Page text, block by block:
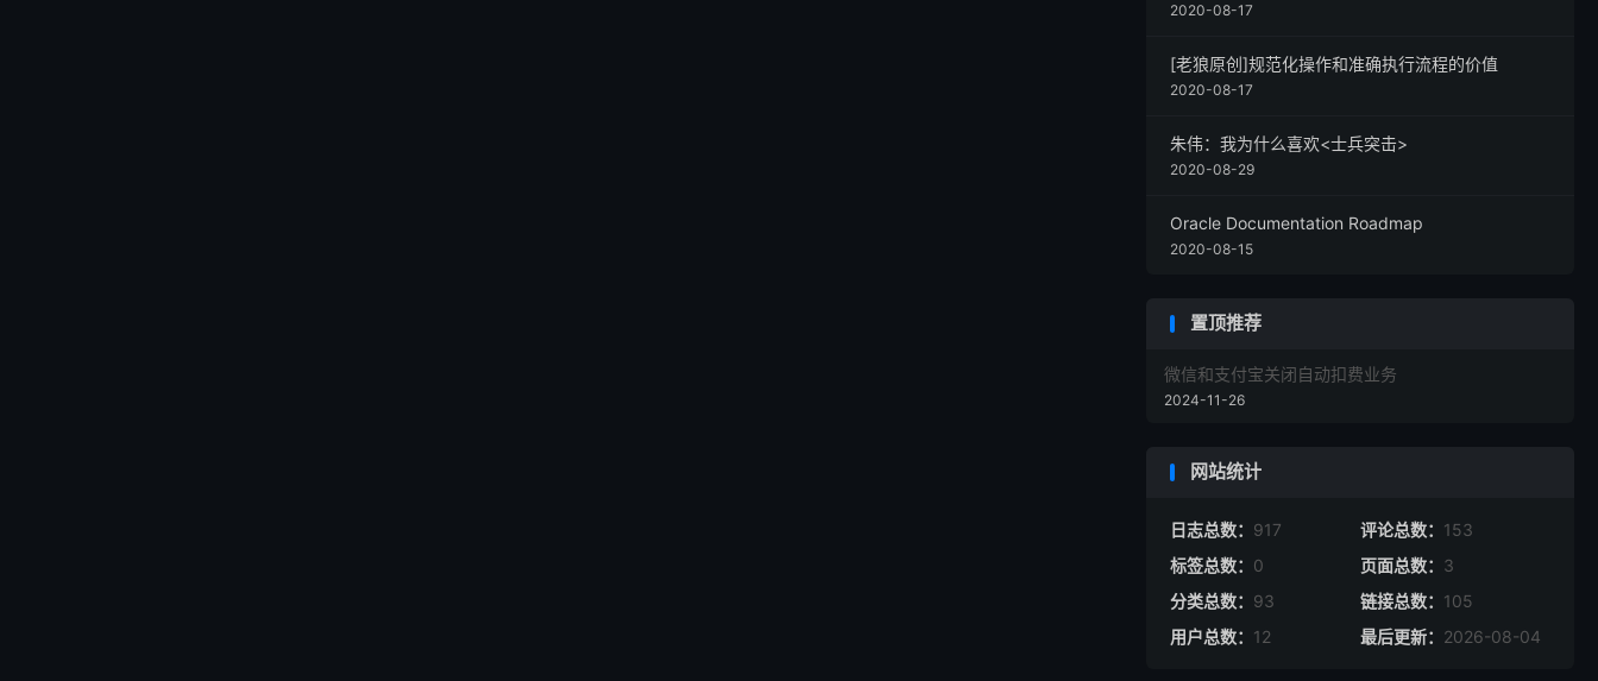
2020-08-17
[老狼原创]规范化操作和准确执行流程的价值
2020-08-17
朱伟：我为什么喜欢<士兵突击>
2020-08-29
Oracle Documentation Roadmap
2020-08-15
置顶推荐
微信和支付宝关闭自动扣费业务
2024-11-26
网站统计
日志总数： 917 评论总数： 153
标签总数： 0 页面总数： 3
分类总数： 93 链接总数： 105
用户总数： 12 最后更新： 2026-08-04